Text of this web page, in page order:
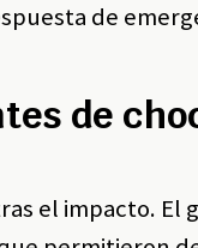
de
de
el impacto.